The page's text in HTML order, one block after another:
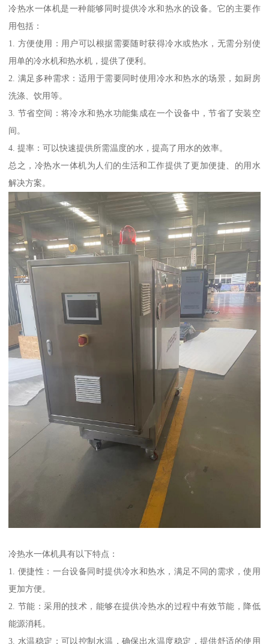
冷热水一体机是一种能够同时提供冷水和热水的设备。它的主要作
用包括：
1. 方便使用：用户可以根据需要随时获得冷水或热水，无需分别使
用单的冷水机和热水机，提供了便利。
2. 满足多种需求：适用于需要同时使用冷水和热水的场景，如厨房
洗涤、饮用等。
3. 节省空间：将冷水和热水功能集成在一个设备中，节省了安装空
间。
4. 提率：可以快速提供所需温度的水，提高了用水的效率。
总之，冷热水一体机为人们的生活和工作提供了更加便捷、的用水
解决方案。
冷热水一体机具有以下特点：
1. 便捷性：一台设备同时提供冷水和热水，满足不同的需求，使用
更加方便。
2. 节能：采用的技术，能够在提供冷热水的过程中有效节能，降低
能源消耗。
3. 水温稳定：可以控制水温，确保出水温度稳定，提供舒适的使用